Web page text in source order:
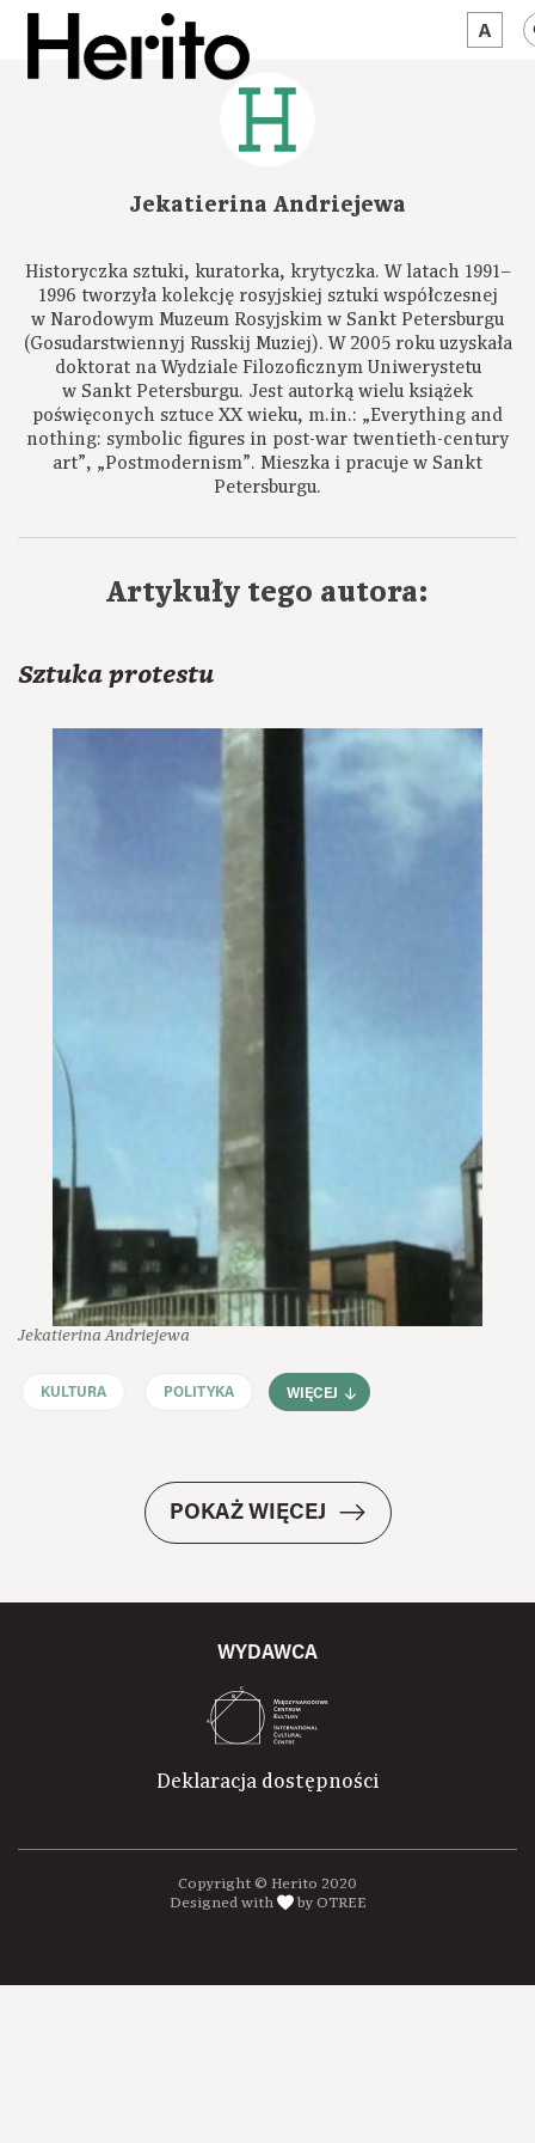
JĘZYK: PL
Jekatierina Andriejewa
Historyczka sztuki, kuratorka, krytyczka. W latach 1991–
1996 tworzyła kolekcję rosyjskiej sztuki współczesnej
w Narodowym Muzeum Rosyjskim w Sankt Petersburgu
(Gosudarstwiennyj Russkij Muziej). W 2005 roku uzyskała
doktorat na Wydziale Filozoficznym Uniwerystetu
w Sankt Petersburgu. Jest autorką wielu książek
poświęconych sztuce XX wieku, m.in.: „Everything and
nothing: symbolic figures in post-war twentieth-century
art”, „Postmodernism”. Mieszka i pracuje w Sankt
Petersburgu.
Artykuły tego autora:
Sztuka protestu
Jekatierina Andriejewa
KULTURA POLITYKA WIĘCEJ
POKAŻ WIĘCEJ
WYDAWCA
Deklaracja dostępności
Copyright © Herito 2020
Designed with
by OTREE